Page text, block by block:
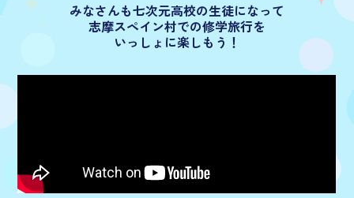
みなさんも七次元高校の生徒になって
志摩スペイン村での修学旅行を
いっしょに楽しもう！